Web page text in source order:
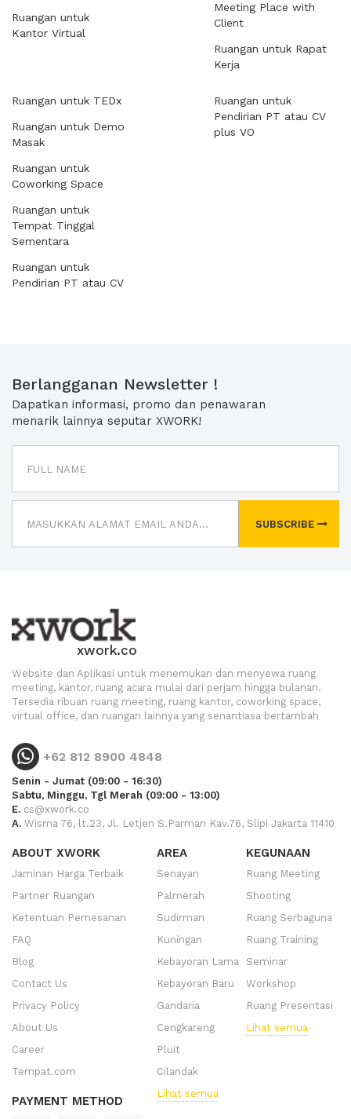
Ruangan untuk
Kantor Virtual
Meeting Place with
Client
Ruangan untuk Rapat
Kerja
Ruangan untuk TEDx
Ruangan untuk Demo
Masak
Ruangan untuk
Coworking Space
Ruangan untuk
Tempat Tinggal
Sementara
Ruangan untuk
Pendirian PT atau CV
Ruangan untuk
Pendirian PT atau CV
plus VO
Berlangganan Newsletter !
Dapatkan informasi, promo dan penawaran
menarik lainnya seputar XWORK!
SUBSCRIBE
xwork.co
Website dan Aplikasi untuk menemukan dan menyewa ruang
meeting, kantor, ruang acara mulai dari perjam hingga bulanan.
Tersedia ribuan ruang meeting, ruang kantor, coworking space,
virtual office, dan ruangan lainnya yang senantiasa bertambah
+62 812 8900 4848
Senin - Jumat (09:00 - 16:30)
Sabtu, Minggu, Tgl Merah (09:00 - 13:00)
E. cs@xwork.co
A. Wisma 76, lt.23, Jl. Letjen S.Parman Kav.76, Slipi Jakarta 11410
ABOUT XWORK
Jaminan Harga Terbaik
Partner Ruangan
Ketentuan Pemesanan
FAQ
Blog
Contact Us
Privacy Policy
About Us
Career
Tempat.com
PAYMENT METHOD
AREA
Senayan
Palmerah
Sudirman
Kuningan
Kebayoran Lama
Kebayoran Baru
Gandaria
Cengkareng
Pluit
Cilandak
Lihat semua
KEGUNAAN
Ruang Meeting
Shooting
Ruang Serbaguna
Ruang Training
Seminar
Workshop
Ruang Presentasi
Lihat semua